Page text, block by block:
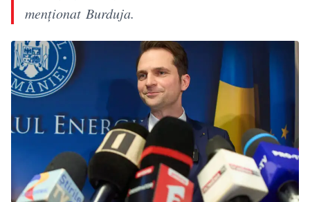
menţionat Burduja.